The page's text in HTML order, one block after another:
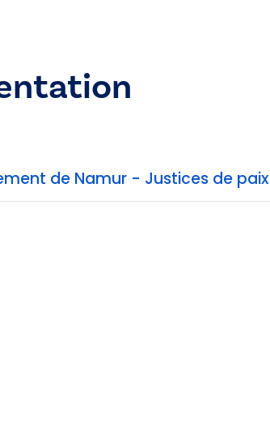
de Namur - Justices de paix